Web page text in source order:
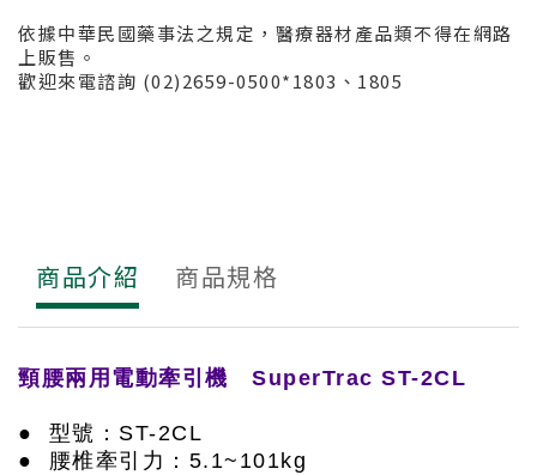
依據中華民國藥事法之規定，醫療器材產品類不得在網路
上販售。
歡迎來電諮詢 (02)2659-0500*1803、1805
商品介紹 商品規格
頸腰兩用電動牽引機 SuperTrac ST-2CL
● 型號：ST-2CL
● 腰椎牽引力：5.1~101kg